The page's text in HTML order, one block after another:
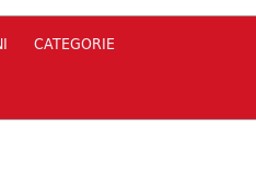
CATEGORIE